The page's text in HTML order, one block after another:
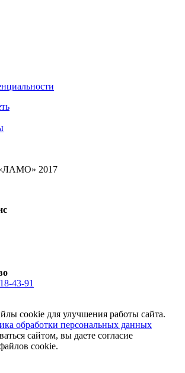
2017
43-91
cookie для улучшения работы сайта.
обработки персональных данных
сайтом, вы даете согласие
cookie.